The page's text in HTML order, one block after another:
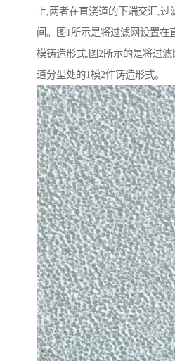
上,两者在直浇道的下端交汇,
间。图1所示是将过滤网设置在
模铸造形式,图2所示的是将过
道分型处的1模2件铸造形式。